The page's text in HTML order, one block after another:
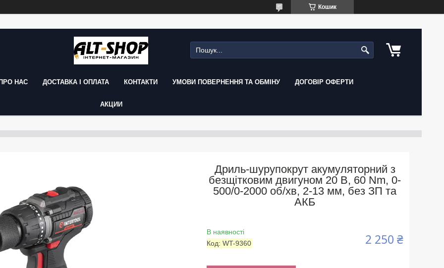
Кошик
НАС ДОСТАВКА І ОПЛАТА КОНТАКТИ УМОВИ ПОВЕРНЕННЯ ТА ОБМІНУ ДОГОВІР ОФЕРТИ
АКЦИИ
Дриль-шурупокрут акумуляторний з
безщітковим двигуном 20 В, 60 Nm, 0-
500/0-2000 об/хв, 2-13 мм, без ЗП та
АКБ
В наявності
Код: WT-9360 2 250 ₴